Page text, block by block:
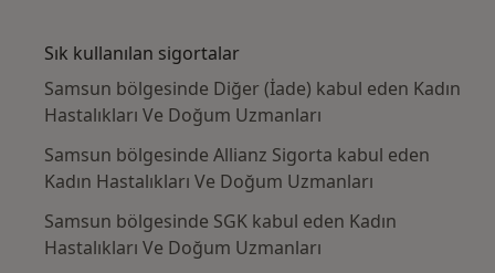
Sık kullanılan sigortalar
Samsun bölgesinde Diğer (İade) kabul eden Kadın
Hastalıkları Ve Doğum Uzmanları
Samsun bölgesinde Allianz Sigorta kabul eden
Kadın Hastalıkları Ve Doğum Uzmanları
Samsun bölgesinde SGK kabul eden Kadın
Hastalıkları Ve Doğum Uzmanları